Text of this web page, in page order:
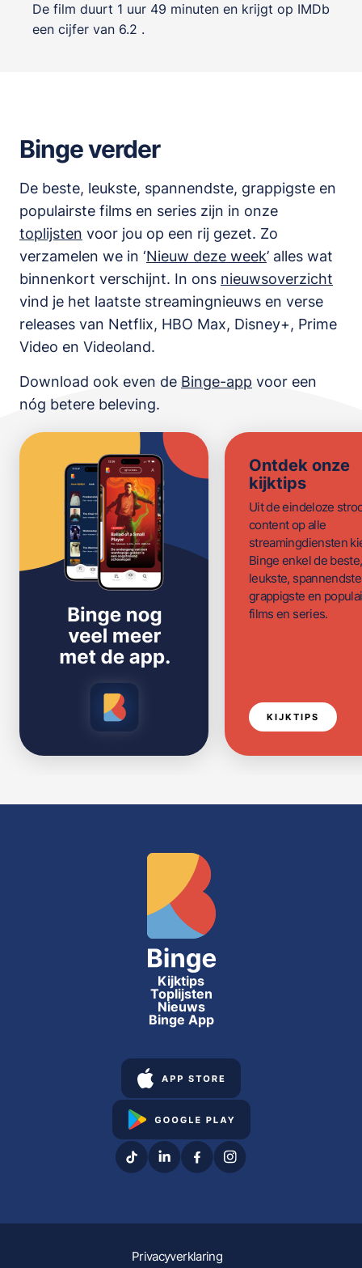
De film duurt 1 uur 49 minuten en krijgt op IMDb
een cijfer van 6.2 .
Binge verder
De beste, leukste, spannendste, grappigste en
populairste films en series zijn in onze
toplijsten voor jou op een rij gezet. Zo
verzamelen we in ‘Nieuw deze week’ alles wat
binnenkort verschijnt. In ons nieuwsoverzicht
vind je het laatste streamingnieuws en verse
releases van Netflix, HBO Max, Disney+, Prime
Video en Videoland.
Download ook even de Binge-app voor een
nóg betere beleving.
Ontdek onze
kijktips
Uit de eindeloze
content op alle
streamingdiensten
Binge enkel de beste,
leukste,
grappigste en
films en series.
KIJKTIPS
Kijktips
Toplijsten
Nieuws
Binge App
Privacyverklaring